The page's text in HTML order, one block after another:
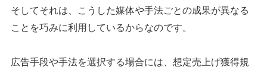
そしてそれは、こうした媒体や手法ごとの成果が異なる
ことを巧みに利用しているからなのです。
広告手段や手法を選択する場合には、想定売上げ獲得規